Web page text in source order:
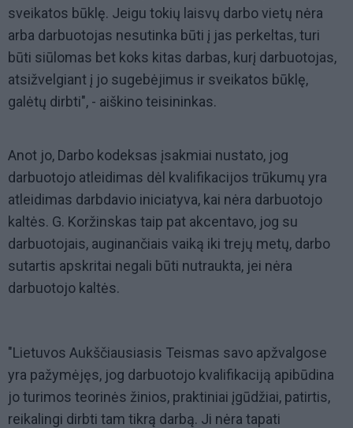
sveikatos būklę. Jeigu tokių laisvų darbo vietų nėra
arba darbuotojas nesutinka būti į jas perkeltas, turi
būti siūlomas bet koks kitas darbas, kurį darbuotojas,
atsižvelgiant į jo sugebėjimus ir sveikatos būklę,
galėtų dirbti", - aiškino teisininkas.
Anot jo, Darbo kodeksas įsakmiai nustato, jog
darbuotojo atleidimas dėl kvalifikacijos trūkumų yra
atleidimas darbdavio iniciatyva, kai nėra darbuotojo
kaltės. G. Koržinskas taip pat akcentavo, jog su
darbuotojais, auginančiais vaiką iki trejų metų, darbo
sutartis apskritai negali būti nutraukta, jei nėra
darbuotojo kaltės.
"Lietuvos Aukščiausiasis Teismas savo apžvalgose
yra pažymėjęs, jog darbuotojo kvalifikaciją apibūdina
jo turimos teorinės žinios, praktiniai įgūdžiai, patirtis,
reikalingi dirbti tam tikrą darbą. Ji nėra tapati